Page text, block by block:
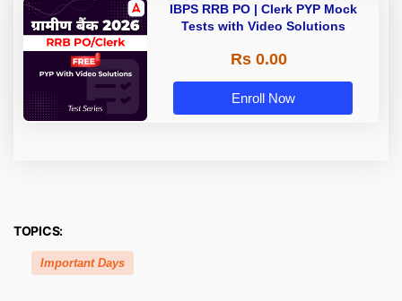
IBPS RRB PO | Clerk PYP Mock
Tests with Video Solutions
Rs 0.00
Enroll Now
TOPICS:
Important Days